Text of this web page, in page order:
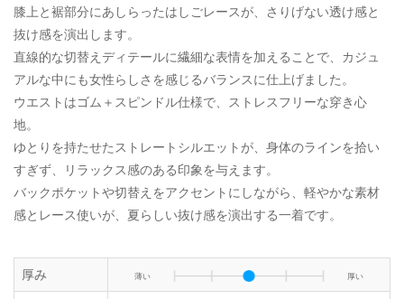
膝上と裾部分にあしらったはしごレースが、さりげない透け感と
抜け感を演出します。
直線的な切替えディテールに繊細な表情を加えることで、カジュ
アルな中にも女性らしさを感じるバランスに仕上げました。
ウエストはゴム＋スピンドル仕様で、ストレスフリーな穿き心
地。
ゆとりを持たせたストレートシルエットが、身体のラインを拾い
すぎず、リラックス感のある印象を与えます。
バックポケットや切替えをアクセントにしながら、軽やかな素材
感とレース使いが、夏らしい抜け感を演出する一着です。
厚み 薄い 厚い